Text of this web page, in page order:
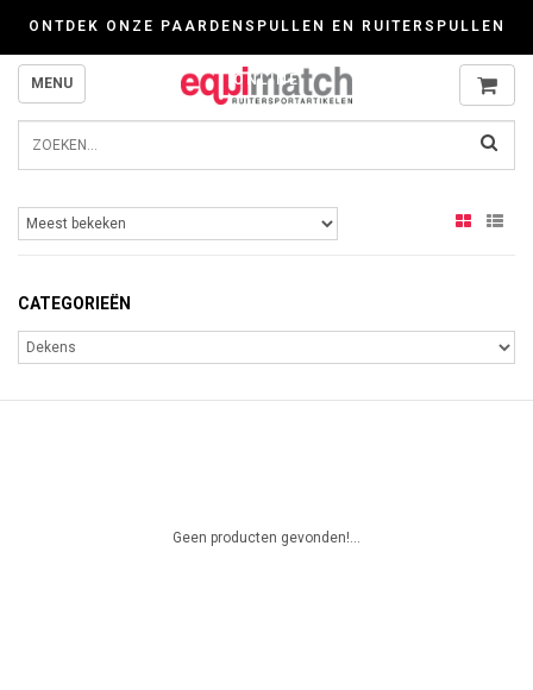
ONTDEK ONZE PAARDENSPULLEN EN RUITERSPULLEN
ONLINE
MENU
CATEGORIEËN
Geen producten gevonden!...
Wij werken zorgvuldig met cookies. Kijk gerust voor meer informatie op onze